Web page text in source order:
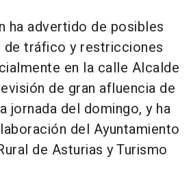
ha advertido de posibles
tráfico y restricciones
en la calle Alcalde
de gran afluencia de
jornada del domingo, y ha
del Ayuntamiento
de Asturias y Turismo